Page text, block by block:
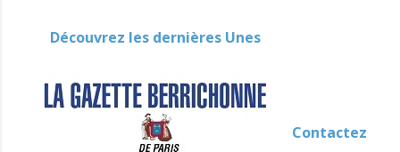
Découvrez les dernières Unes
Contactez